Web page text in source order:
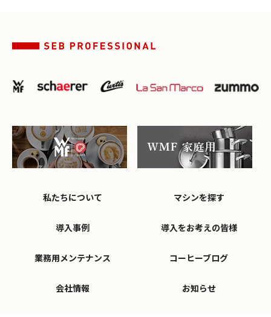
私たちについて マシンを探す
導入事例 導入をお考えの皆様
業務用メンテナンス コーヒーブログ
会社情報 お知らせ